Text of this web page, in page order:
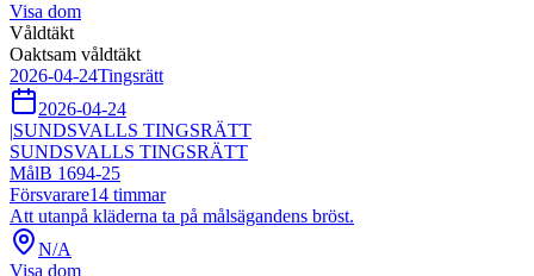
Visa dom
Våldtäkt
Oaktsam våldtäkt
2026-04-24Tingsrätt
2026-04-24
|SUNDSVALLS TINGSRÄTT
SUNDSVALLS TINGSRÄTT
MålB 1694-25
Försvarare14 timmar
Att utanpå kläderna ta på målsägandens bröst.
N/A
Visa dom